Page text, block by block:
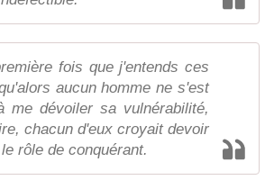
fois que j'entends ces
aucun homme ne s'est
me dévoiler sa vulnérabilité,
chacun d'eux croyait devoir
rôle de conquérant.